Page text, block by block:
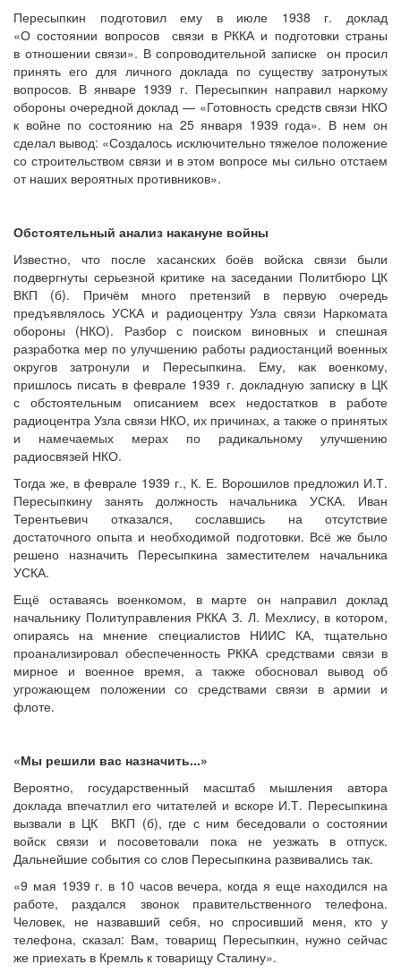
Пересыпкин подготовил ему в июле 1938 г. доклад
«О состоянии вопросов связи в РККА и подготовки страны
в отношении связи». В сопроводительной записке он просил
принять его для личного доклада по существу затронутых
вопросов. В январе 1939 г. Пересыпкин направил наркому
обороны очередной доклад — «Готовность средств связи НКО
к войне по состоянию на 25 января 1939 года». В нем он
сделал вывод: «Создалось исключительно тяжелое положение
со строительством связи и в этом вопросе мы сильно отстаем
от наших вероятных противников».
Обстоятельный анализ накануне войны
Известно, что после хасанских боёв войска связи были
подвергнуты серьезной критике на заседании Политбюро ЦК
ВКП (б). Причём много претензий в первую очередь
предъявлялось УСКА и радиоцентру Узла связи Наркомата
обороны (НКО). Разбор с поиском виновных и спешная
разработка мер по улучшению работы радиостанций военных
округов затронули и Пересыпкина. Ему, как военкому,
пришлось писать в феврале 1939 г. докладную записку в ЦК
с обстоятельным описанием всех недостатков в работе
радиоцентра Узла связи НКО, их причинах, а также о принятых
и намечаемых мерах по радикальному улучшению
радиосвязей НКО.
Тогда же, в феврале 1939 г., К. Е. Ворошилов предложил И.Т.
Пересыпкину занять должность начальника УСКА. Иван
Терентьевич отказался, сославшись на отсутствие
достаточного опыта и необходимой подготовки. Всё же было
решено назначить Пересыпкина заместителем начальника
УСКА.
Ещё оставаясь военкомом, в марте он направил доклад
начальнику Политуправления РККА З. Л. Мехлису, в котором,
опираясь на мнение специалистов НИИС КА, тщательно
проанализировал обеспеченность РККА средствами связи в
мирное и военное время, а также обосновал вывод об
угрожающем положении со средствами связи в армии и
флоте.
«Мы решили вас назначить...»
Вероятно, государственный масштаб мышления автора
доклада впечатлил его читателей и вскоре И.Т. Пересыпкина
вызвали в ЦК ВКП (б), где с ним беседовали о состоянии
войск связи и посоветовали пока не уезжать в отпуск.
Дальнейшие события со слов Пересыпкина развивались так.
«9 мая 1939 г. в 10 часов вечера, когда я еще находился на
работе, раздался звонок правительственного телефона.
Человек, не назвавший себя, но спросивший меня, кто у
телефона, сказал: Вам, товарищ Пересыпкин, нужно сейчас
же приехать в Кремль к товарищу Сталину».